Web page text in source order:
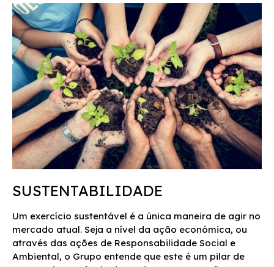
SUSTENTABILIDADE
Um exercício sustentável é a única maneira de agir no
mercado atual. Seja a nível da ação económica, ou
através das ações de Responsabilidade Social e
Ambiental, o Grupo entende que este é um pilar de